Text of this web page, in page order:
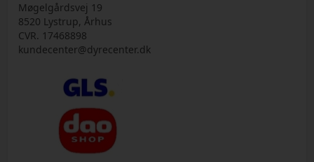
Møgelgårdsvej 19
8520 Lystrup, Århus
CVR. 17468898
kundecenter@dyrecenter.dk